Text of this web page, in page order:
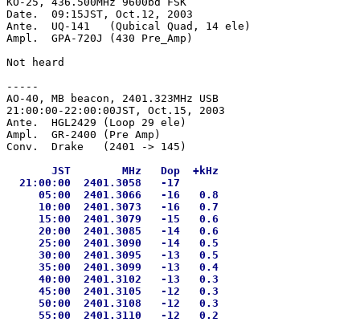
Date.  09:15JST, Oct.12, 2003
Ante.  UQ-141   (Qubical Quad, 14 ele)
Ampl.  GPA-720J (430 Pre_Amp)
Not heard
-----
AO-40, MB beacon, 2401.323MHz USB
21:00:00-22:00:00JST, Oct.15, 2003
Ante.  HGL2429 (Loop 29 ele)
Ampl.  GR-2400 (Pre Amp)
       JST        MHz   Dop  +kHz
  21:00:00  2401.3058   -17
     05:00  2401.3066   -16   0.8
     10:00  2401.3073   -16   0.7
     15:00  2401.3079   -15   0.6
     20:00  2401.3085   -14   0.6
     25:00  2401.3090   -14   0.5
     30:00  2401.3095   -13   0.5
     35:00  2401.3099   -13   0.4
     40:00  2401.3102   -13   0.3
     45:00  2401.3105   -12   0.3
     50:00  2401.3108   -12   0.3
     55:00  2401.3110   -12   0.2